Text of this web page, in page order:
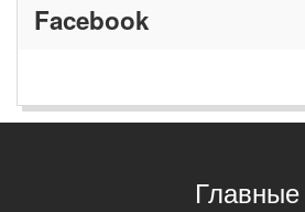
Facebook
Главные